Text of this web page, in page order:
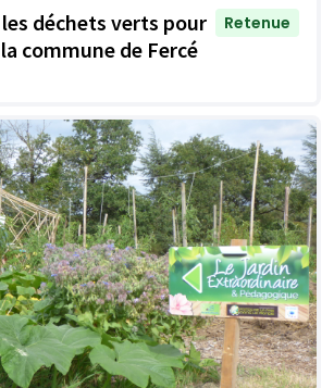
déchets verts pour
commune de Fercé
Retenue